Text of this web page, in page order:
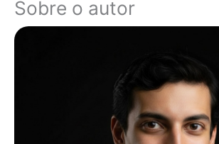
Sobre o autor